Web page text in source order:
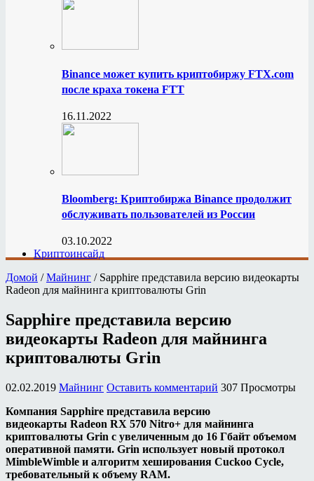
Binance может купить криптобиржу FTX.com
после краха токена FTT
16.11.2022
Bloomberg: Криптобиржа Binance продолжит
обслуживать пользователей из России
03.10.2022
Криптоинсайд
Домой / Майнинг / Sapphire представила версию видеокарты
Radeon для майнинга криптовалюты Grin
Sapphire представила версию
видеокарты Radeon для майнинга
криптовалюты Grin
02.02.2019 Майнинг Оставить комментарий 307 Просмотры
Компания Sapphire представила версию
видеокарты Radeon RX 570 Nitro+ для майнинга
криптовалюты Grin с увеличенным до 16 Гбайт объемом
оперативной памяти. Grin использует новый протокол
MimbleWimble и алгоритм хеширования Cuckoo Cycle,
требовательный к объему RAM.